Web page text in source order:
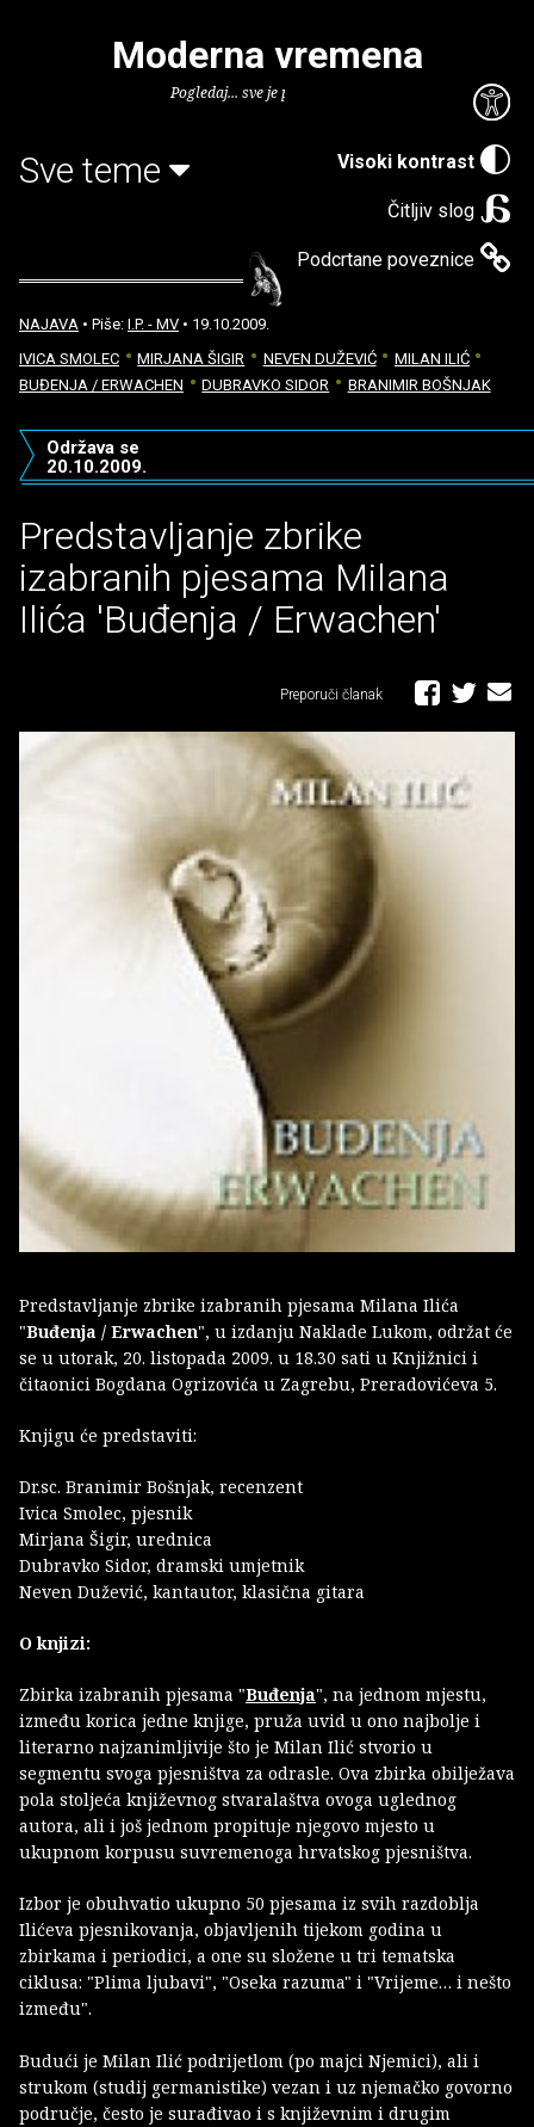
Visoki kontrast
Čitljiv slog
Podcrtane poveznice
Moderna vremena
Pogledaj... sve je puno knjiga.
Sve teme
NAJAVA • Piše: I.P. - MV • 19.10.2009.
IVICA SMOLEC
MIRJANA ŠIGIR NEVEN DUŽEVIĆ
MILAN ILIĆ
BUĐENJA / ERWACHEN
DUBRAVKO SIDOR BRANIMIR BOŠNJAK
Predstavljanje zbrike
izabranih pjesama Milana
Ilića 'Buđenja / Erwachen'
Održava se
20.10.2009.
Preporuči članak
Predstavljanje zbrike izabranih pjesama Milana Ilića
"Buđenja / Erwachen", u izdanju Naklade Lukom, održat će
se u utorak, 20. listopada 2009. u 18.30 sati u Knjižnici i
čitaonici Bogdana Ogrizovića u Zagrebu, Preradovićeva 5.
Knjigu će predstaviti:
Dr.sc. Branimir Bošnjak, recenzent
Ivica Smolec, pjesnik
Mirjana Šigir, urednica
Dubravko Sidor, dramski umjetnik
Neven Dužević, kantautor, klasična gitara
O knjizi:
Zbirka izabranih pjesama "Buđenja", na jednom mjestu,
između korica jedne knjige, pruža uvid u ono najbolje i
literarno najzanimljivije što je Milan Ilić stvorio u
segmentu svoga pjesništva za odrasle. Ova zbirka obilježava
pola stoljeća književnog stvaralaštva ovoga uglednog
autora, ali i još jednom propituje njegovo mjesto u
ukupnom korpusu suvremenoga hrvatskog pjesništva.
Izbor je obuhvatio ukupno 50 pjesama iz svih razdoblja
Ilićeva pjesnikovanja, objavljenih tijekom godina u
zbirkama i periodici, a one su složene u tri tematska
ciklusa: "Plima ljubavi", "Oseka razuma" i "Vrijeme… i nešto
između".
Budući je Milan Ilić podrijetlom (po majci Njemici), ali i
strukom (studij germanistike) vezan i uz njemačko govorno
područje, često je surađivao i s književnim i drugim